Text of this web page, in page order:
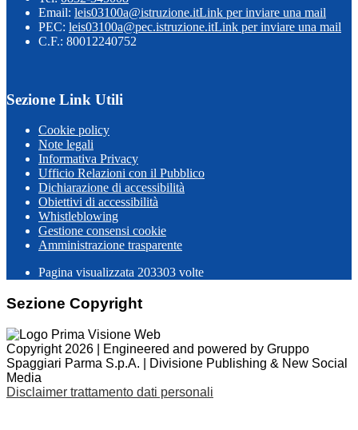
Email: leis03100a@istruzione.itLink per inviare una mail
PEC: leis03100a@pec.istruzione.itLink per inviare una mail
C.F.: 80012240752
Sezione Link Utili
Cookie policy
Note legali
Informativa Privacy
Ufficio Relazioni con il Pubblico
Dichiarazione di accessibilità
Obiettivi di accessibilità
Whistleblowing
Gestione consensi cookie
Amministrazione trasparente
Pagina visualizzata 203303 volte
Sezione Copyright
Copyright 2026 | Engineered and powered by Gruppo
Spaggiari Parma S.p.A. | Divisione Publishing & New Social
Media
Disclaimer trattamento dati personali